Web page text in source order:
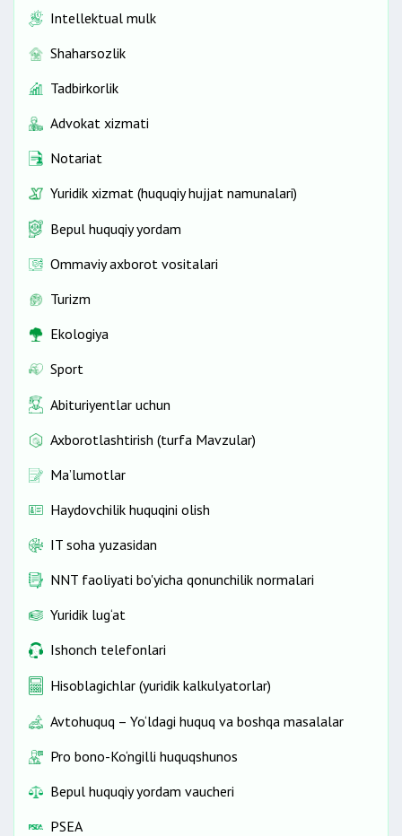
Intellektual mulk
Shaharsozlik
Tadbirkorlik
Advokat xizmati
Notariat
Yuridik xizmat (huquqiy hujjat namunalari)
Bepul huquqiy yordam
Ommaviy axborot vositalari
Turizm
Ekologiya
Sport
Abituriyentlar uchun
Axborotlashtirish (turfa Mavzular)
Ma’lumotlar
Haydovchilik huquqini olish
IT soha yuzasidan
NNT faoliyati bo'yicha qonunchilik normalari
Yuridik lug‘at
Ishonch telefonlari
Hisoblagichlar (yuridik kalkulyatorlar)
Avtohuquq – Yo‘ldagi huquq va boshqa masalalar
Pro bono-Ko‘ngilli huquqshunos
Bepul huquqiy yordam vaucheri
PSEA